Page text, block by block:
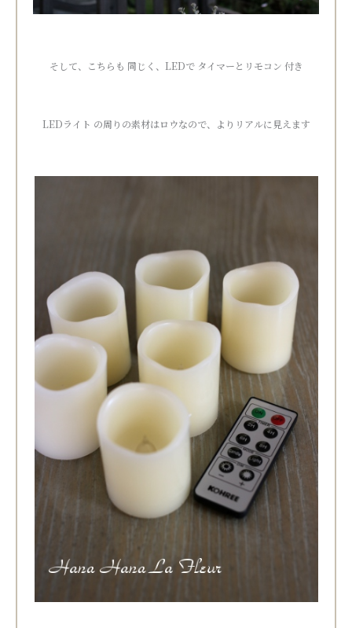
そして、こちらも 同じく、LEDで タイマーとリモコン 付き
LEDライト の周りの素材はロウなので、よりリアルに見えます